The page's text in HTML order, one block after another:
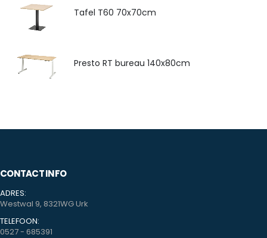
Tafel T60 70x70cm
Presto RT bureau 140x80cm
CONTACT INFO
ADRES:
Westwal 9, 8321WG Urk
TELEFOON:
0527 - 685391